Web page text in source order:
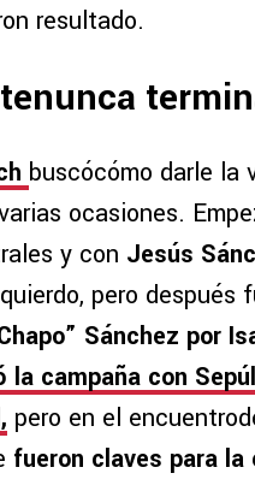
resultado.
buscócómo darle la
ocasiones.
y con Jesús
pero
Sánchez por
la campaña con
pero en el
fueron claves para la